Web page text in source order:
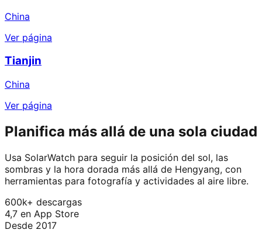
China
Ver página
Tianjin
China
Ver página
Planifica más allá de una sola ciudad
Usa SolarWatch para seguir la posición del sol, las
sombras y la hora dorada más allá de Hengyang, con
herramientas para fotografía y actividades al aire libre.
600k+ descargas
4,7 en App Store
Desde 2017